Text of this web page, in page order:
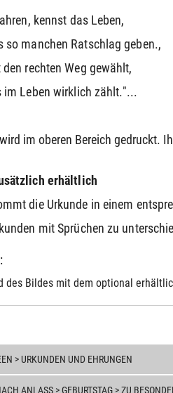
kennst das Leben,
so manchen Ratschlag geben.,
rechten Weg gewählt,
im Leben wirklich zählt."...
im oberen Bereich gedruckt.
erhältlich
die Urkunde in einem
mit Sprüchen zu
des Bildes mit dem optional
> URKUNDEN UND EHRUNGEN
ANLASS > GEBURTSTAG > ZU